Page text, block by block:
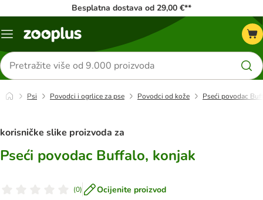
Besplatna dostava od 29,00 €**
Izbornik
Traži
proizvode
Psi Povodci i ogrlice za pse Povodci od kože Pseći povodac
korisničke slike proizvoda za
Pseći povodac Buffalo, konjak
(0) Ocijenite proizvod